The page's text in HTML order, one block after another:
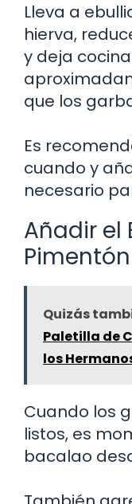
Lleva a
hierva,
y deja
que los
Es
cuando y
necesario
Añadir el
Pimentón
Quizás
Paletilla de
los
Cuando los
listos, es
bacalao